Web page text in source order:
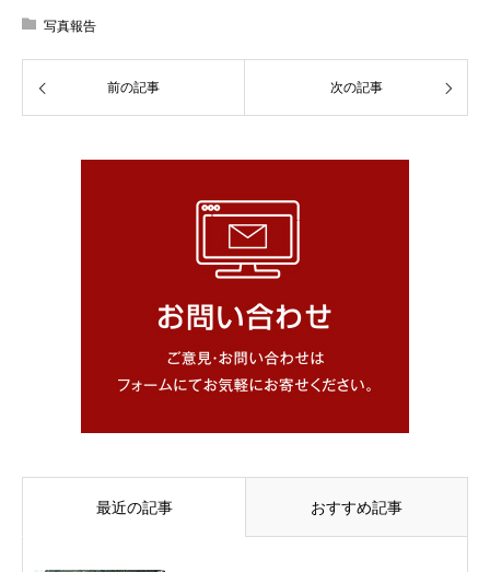
写真報告
前の記事 次の記事
最近の記事 おすすめ記事